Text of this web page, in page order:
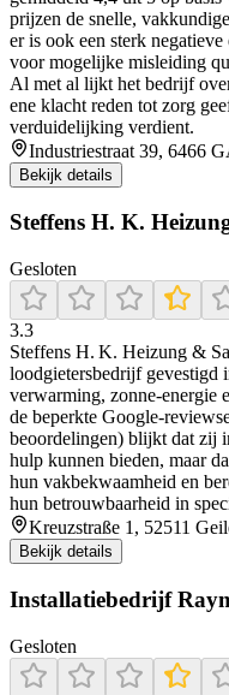
prijzen de snelle,
er is ook een sterk
voor mogelijke misleiding
Al met al lijkt het bedrijf
ene klacht reden tot zorg
verduidelijking verdient.
Industriestraat 39, 6466
Bekijk details
Steffens H. K.
Gesloten
3.3
Steffens H. K. Heizung &
loodgietersbedrijf gevestigd
verwarming, zonne-energie
de beperkte Google-
beoordelingen) blijkt dat zij
hulp kunnen bieden, maar
hun vakbekwaamheid en
hun betrouwbaarheid in
Kreuzstraße 1, 52511
Bekijk details
Installatiebedrijf
Gesloten